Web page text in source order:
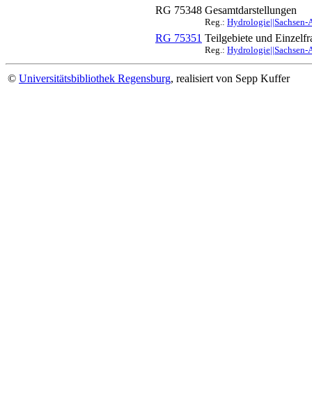
RG 75348 Gesamtdarstellungen
Reg.: Hydrologie||Sachsen-
RG 75351 Teilgebiete und
Reg.: Hydrologie||Sachsen-
© Universitätsbibliothek Regensburg, realisiert von Sepp Kuffer